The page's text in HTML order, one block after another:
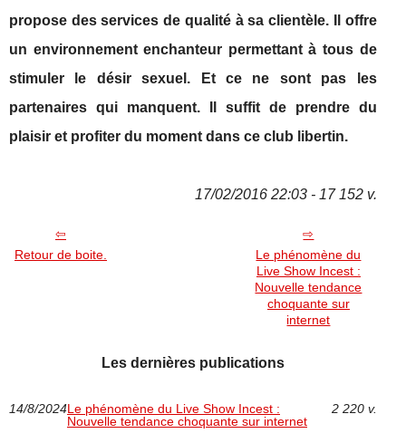
propose des services de qualité à sa clientèle. Il offre
un environnement enchanteur permettant à tous de
stimuler le désir sexuel. Et ce ne sont pas les
partenaires qui manquent. Il suffit de prendre du
plaisir et profiter du moment dans ce club libertin.
17/02/2016 22:03 - 17 152 v.
Retour de boite.
Le phénomène du
Live Show Incest :
Nouvelle tendance
choquante sur
internet
Les dernières publications
14/8/2024Le phénomène du Live Show Incest :
Nouvelle tendance choquante sur internet
2 220 v.